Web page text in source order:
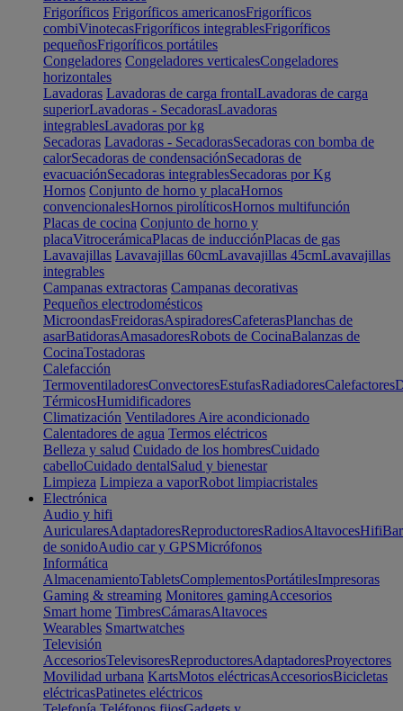
Frigoríficos Frigoríficos americanosFrigoríficos
combiVinotecasFrigoríficos integrablesFrigoríficos
pequeñosFrigoríficos portátiles
Congeladores Congeladores verticalesCongeladores
horizontales
Lavadoras Lavadoras de carga frontalLavadoras de carga
superiorLavadoras - SecadorasLavadoras
integrablesLavadoras por kg
Secadoras Lavadoras - SecadorasSecadoras con bomba de
calorSecadoras de condensaciónSecadoras de
evacuaciónSecadoras integrablesSecadoras por Kg
Hornos Conjunto de horno y placaHornos
convencionalesHornos pirolíticosHornos multifunción
Placas de cocina Conjunto de horno y
placaVitrocerámicaPlacas de inducciónPlacas de gas
Lavavajillas Lavavajillas 60cmLavavajillas 45cmLavavajillas
integrables
Campanas extractoras Campanas decorativas
Pequeños electrodomésticos
MicroondasFreidorasAspiradoresCafeterasPlanchas de
asarBatidorasAmasadoresRobots de CocinaBalanzas de
CocinaTostadoras
Calefacción
TermoventiladoresConvectoresEstufasRadiadoresCalefactores
TérmicosHumidificadores
Climatización Ventiladores Aire acondicionado
Calentadores de agua Termos eléctricos
Belleza y salud Cuidado de los hombresCuidado
cabelloCuidado dentalSalud y bienestar
Limpieza Limpieza a vaporRobot limpiacristales
Electrónica
Audio y hifi
AuricularesAdaptadoresReproductoresRadiosAltavocesHifi
de sonidoAudio car y GPSMicrófonos
Informática
AlmacenamientoTabletsComplementosPortátilesImpresoras
Gaming & streaming Monitores gamingAccesorios
Smart home TimbresCámarasAltavoces
Wearables Smartwatches
Televisión
AccesoriosTelevisoresReproductoresAdaptadoresProyectores
Movilidad urbana KartsMotos eléctricasAccesoriosBicicletas
eléctricasPatinetes eléctricos